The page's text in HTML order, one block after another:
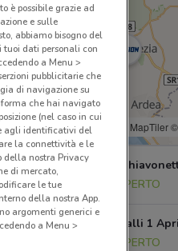
© MapTiler
Via Luigi
APERTO
Via Delle Valli 1
APERTO
è possibile grazie ad
e sulle
abbiamo bisogno del
dati personali con
a Menu >
pubblicitarie che
di navigazione su
che hai navigato
(nel caso in cui
agli identificativi del
la connettività e le
della nostra Privacy
di mercato,
le tue
della nostra App.
argomenti generici e
a Menu >